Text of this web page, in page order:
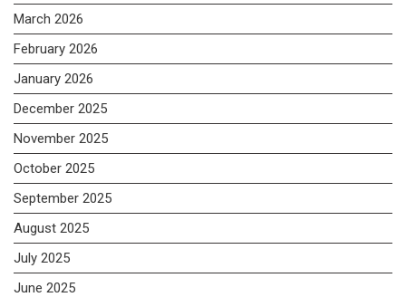
March 2026
February 2026
January 2026
December 2025
November 2025
October 2025
September 2025
August 2025
July 2025
June 2025